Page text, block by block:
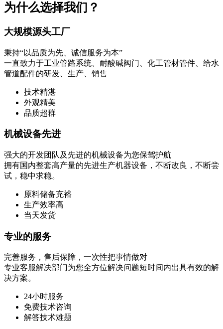
为什么选择我们？
大规模源头工厂
秉持“以品质为先、诚信服务为本”
一直致力于工业管路系统、耐酸碱阀门、化工管材管件、给水
管道配件的研发、生产、销售
技术精湛
外观精美
品质超群
机械设备先进
强大的开发团队及先进的机械设备为您保驾护航
拥有国内整套高产量的先进生产机器设备，不断改良，不断尝
试，稳中求稳。
原料储备充裕
生产效率高
当天发货
专业的服务
完善服务，售后保障，一次性把事情做对
专业客服解决部门为您全方位解决问题短时间内出具有效的解
决方案。
24小时服务
免费技术咨询
解答技术难题